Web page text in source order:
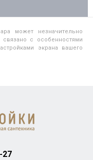
может незначительно
с особенностями
экрана вашего
27